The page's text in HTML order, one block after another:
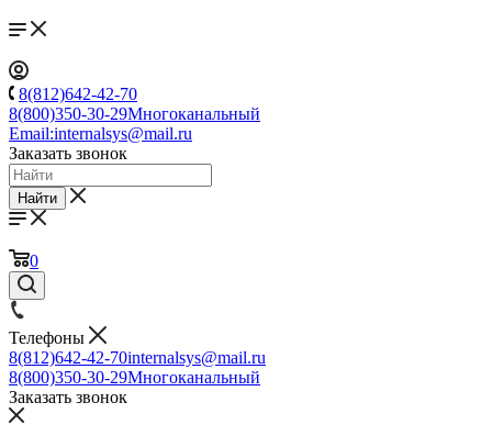
8(812)642-42-70
8(800)350-30-29Многоканальный
Email:internalsys@mail.ru
Заказать звонок
Найти
0
Телефоны
8(812)642-42-70internalsys@mail.ru
8(800)350-30-29Многоканальный
Заказать звонок